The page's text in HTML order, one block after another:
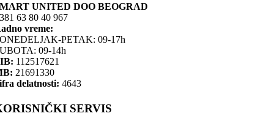
UNITED DOO BEOGRAD
63 80 40 967
vreme:
PETAK: 09-17h
09-14h
112517621
21691330
delatnosti: 4643
SERVIS